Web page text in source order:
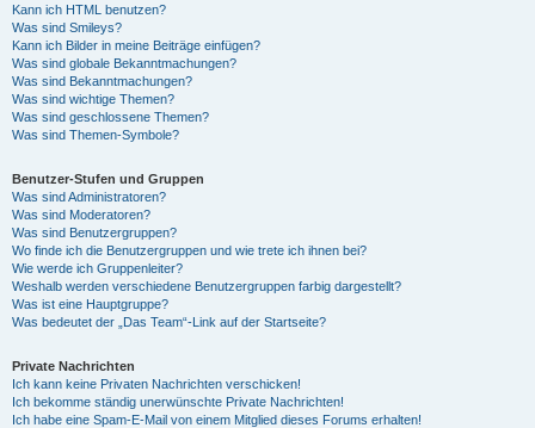
Kann ich HTML benutzen?
Was sind Smileys?
Kann ich Bilder in meine Beiträge einfügen?
Was sind globale Bekanntmachungen?
Was sind Bekanntmachungen?
Was sind wichtige Themen?
Was sind geschlossene Themen?
Was sind Themen-Symbole?
Benutzer-Stufen und Gruppen
Was sind Administratoren?
Was sind Moderatoren?
Was sind Benutzergruppen?
Wo finde ich die Benutzergruppen und wie trete ich ihnen bei?
Wie werde ich Gruppenleiter?
Weshalb werden verschiedene Benutzergruppen farbig dargestellt?
Was ist eine Hauptgruppe?
Was bedeutet der „Das Team“-Link auf der Startseite?
Private Nachrichten
Ich kann keine Privaten Nachrichten verschicken!
Ich bekomme ständig unerwünschte Private Nachrichten!
Ich habe eine Spam-E-Mail von einem Mitglied dieses Forums erhalten!